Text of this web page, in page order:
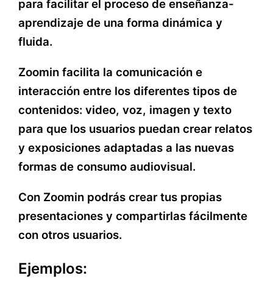
para facilitar el proceso de enseñanza-
aprendizaje de una forma dinámica y
fluida.
Zoomin facilita la comunicación e
interacción entre los diferentes tipos de
contenidos: video, voz, imagen y texto
para que los usuarios puedan crear relatos
y exposiciones adaptadas a las nuevas
formas de consumo audiovisual.
Con Zoomin podrás crear tus propias
presentaciones y compartirlas fácilmente
con otros usuarios.
Ejemplos: